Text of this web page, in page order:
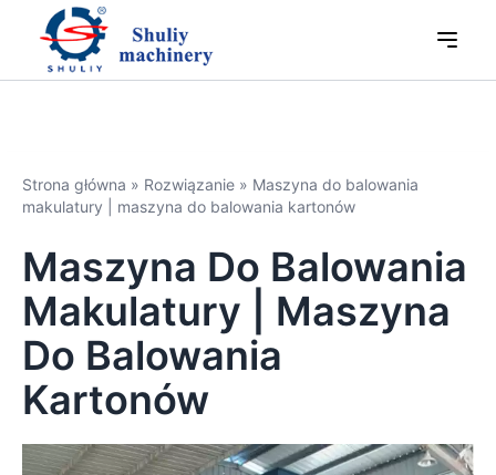
Strona główna » Rozwiązanie » Maszyna do balowania
makulatury | maszyna do balowania kartonów
Maszyna Do Balowania
Makulatury | Maszyna
Do Balowania
Kartonów